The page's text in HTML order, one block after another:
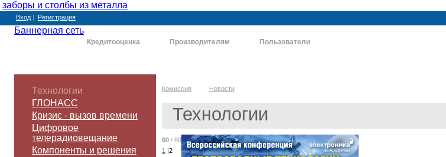
заборы и столбы из металла
Вход | Регистрация
Баннерная сеть
Кредитооценка Производителям Пользователи
Технологии
ГЛОНАСС
Кризис - вызов времени
Цифровое
телерадиовещание
Компоненты и решения
Комиссия Новости
Технологии
60 / 60
1 |2